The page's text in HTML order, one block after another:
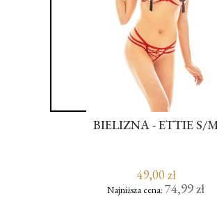
BIELIZNA - ETTIE S/
49,00 zł
Najniższa cena: 74,99 zł